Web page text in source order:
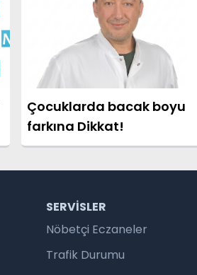
Çocuklarda bacak boyu
farkına Dikkat!
SERVISLER
Nöbetçi Eczaneler
Trafik Durumu